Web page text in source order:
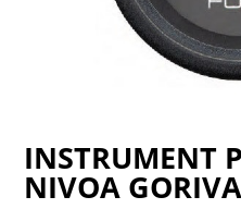
INSTRUMENT
NIVOA